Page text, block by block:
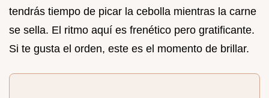
tendrás tiempo de picar la cebolla mientras la carne
se sella. El ritmo aquí es frenético pero gratificante.
Si te gusta el orden, este es el momento de brillar.